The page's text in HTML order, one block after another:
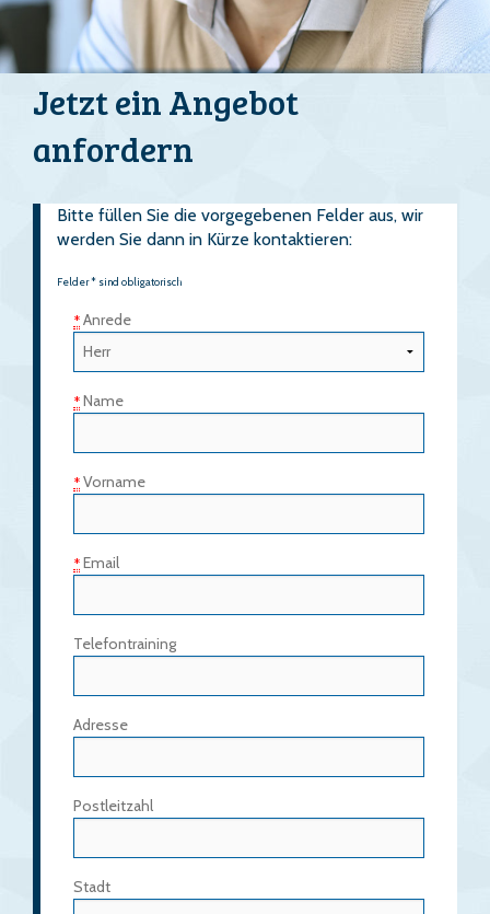
Jetzt ein Angebot
anfordern
Bitte füllen Sie die vorgegebenen Felder aus, wir
werden Sie dann in Kürze kontaktieren:
Felder * sind obligatorisch
* Anrede
* Name
* Vorname
* Email
Telefontraining
Adresse
Postleitzahl
Stadt